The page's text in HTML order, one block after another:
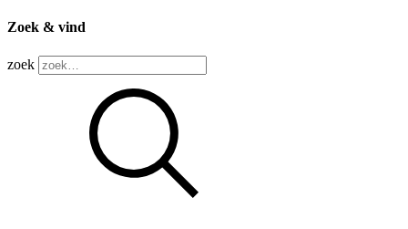
Zoek & vind
zoek